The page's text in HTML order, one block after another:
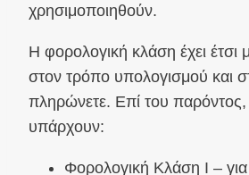
χρησιμοποιηθούν.
Η φορολογική κλάση έχει έτσι
στον τρόπο υπολογισμού και
πληρώνετε. Επί του παρόντος,
υπάρχουν:
Φορολογική Κλάση Ι –